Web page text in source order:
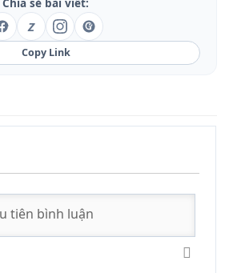
Chia sẻ bài viết:
Z
Copy Link